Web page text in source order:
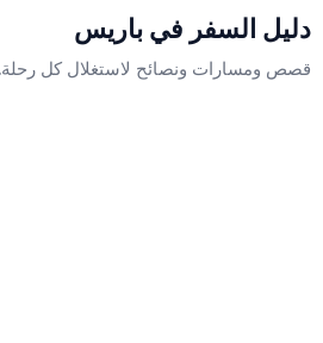
السفر فيباريس
ومسارات ونصائح لاستغلال كل رحلة.